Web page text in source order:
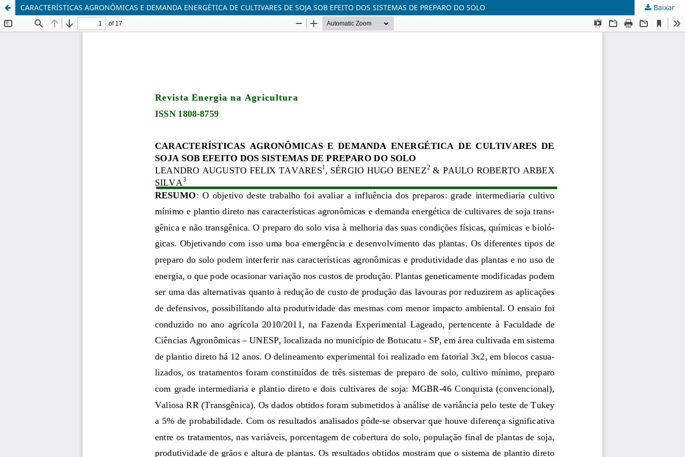
CARACTERÍSTICAS AGRONÔMICAS E DEMANDA ENERGÉTICA DE CULTIVARES DE SOJA SOB EFEITO DOS SISTEMAS DE PREPARO DO SOLO Baixar